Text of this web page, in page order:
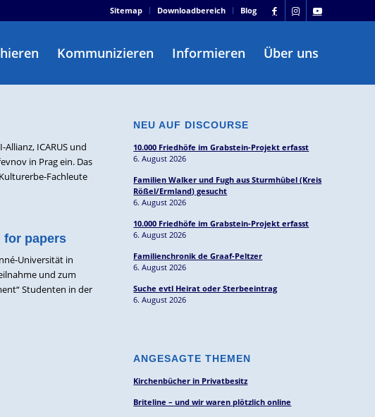
Sitemap Downloadbereich Blog
Kommunizieren Informieren Über uns
ICARUS und
in Prag ein. Das
Fachleute
for papers
Universität in
und zum
Studenten in der
NEU AUF DISCOURSE
10.000 Friedhöfe im Grabstein-Projekt erfasst
6. August 2026
Familien Walker und Fugh aus Sturmhübel (Kreis
Rößel/Ermland) gesucht
6. August 2026
10.000 Friedhöfe im Grabstein-Projekt erfasst
6. August 2026
Familienchronik de Graaf-Peltzer
6. August 2026
Suche evtl Heirat oder Sterbeeintrag
6. August 2026
ANGESAGTE THEMEN
Kirchenbücher in Privatbesitz
Briteline – und wir waren plötzlich online